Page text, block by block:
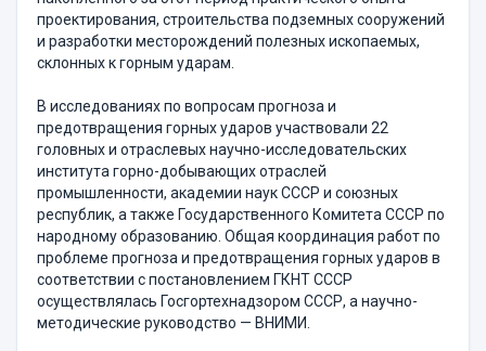
проектирования, строительства подземных сооружений
и разработки месторождений полезных ископаемых,
склонных к горным ударам.
В исследованиях по вопросам прогноза и
предотвращения горных ударов участвовали 22
головных и отраслевых научно-исследовательских
института горно-добывающих отраслей
промышленности, академии наук СССР и союзных
республик, а также Государственного Комитета СССР по
народному образованию. Общая координация работ по
проблеме прогноза и предотвращения горных ударов в
соответствии с постановлением ГКНТ СССР
осуществлялась Госгортехнадзором СССР, а научно-
методические руководство — ВНИМИ.